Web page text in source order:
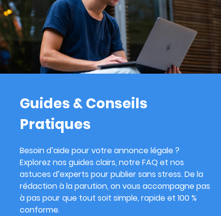
Guides & Conseils
Pratiques
Besoin d’aide pour votre annonce légale ?
Explorez nos guides clairs, notre FAQ et nos
astuces d’experts pour publier sans stress. De la
rédaction à la parution, on vous accompagne pas
à pas pour que tout soit simple, rapide et 100 %
conforme.